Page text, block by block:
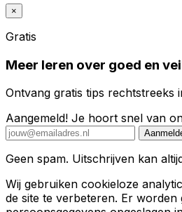
×
Gratis
Meer leren over goed en
Ontvang gratis tips rechtstreeks
Aangemeld! Je hoort snel van
Geen spam. Uitschrijven kan
Wij gebruiken cookieloze
de site te verbeteren. Er worden